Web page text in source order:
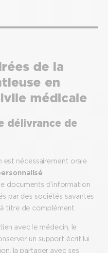
de la
en
médicale
délivrance de
est nécessairement orale
documents d’information
par des sociétés savantes
titre de complément.
avec le médecin, le
un support écrit lui
la partager avec ses